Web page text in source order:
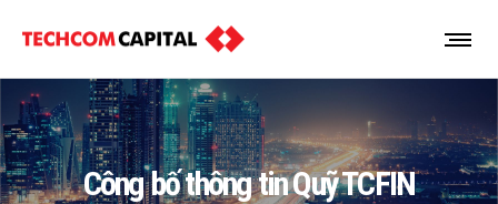
Công bố thông tin Quỹ TCFIN